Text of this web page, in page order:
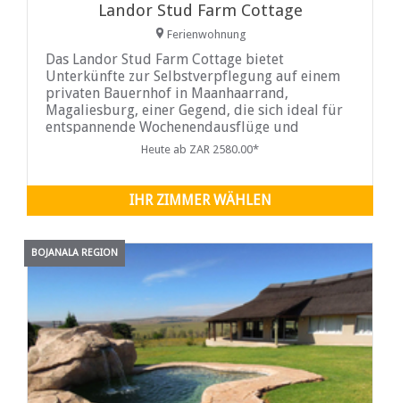
Landor Stud Farm Cottage
Ferienwohnung
Das Landor Stud Farm Cottage bietet
Unterkünfte zur Selbstverpflegung auf einem
privaten Bauernhof in Maanhaarrand,
Magaliesburg, einer Gegend, die sich ideal für
entspannende Wochenendausflüge und
aufregende Outdoor-Aktivitäten eignet. Das
Heute ab ZAR 2580.00*
IHR ZIMMER WÄHLEN
BOJANALA REGION